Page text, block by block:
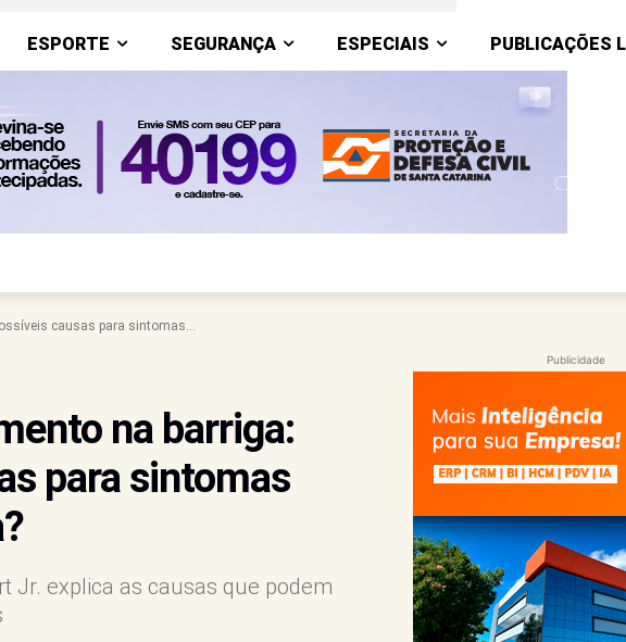
ESPORTE SEGURANÇA ESPECIAIS PUBLICAÇÕES
causas para sintomas...
na barriga:
para sintomas
Jr. explica as causas que podem
Publicidade